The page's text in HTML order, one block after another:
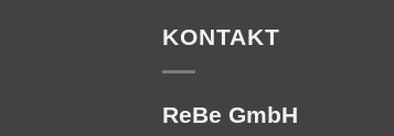
KONTAKT
ReBe GmbH